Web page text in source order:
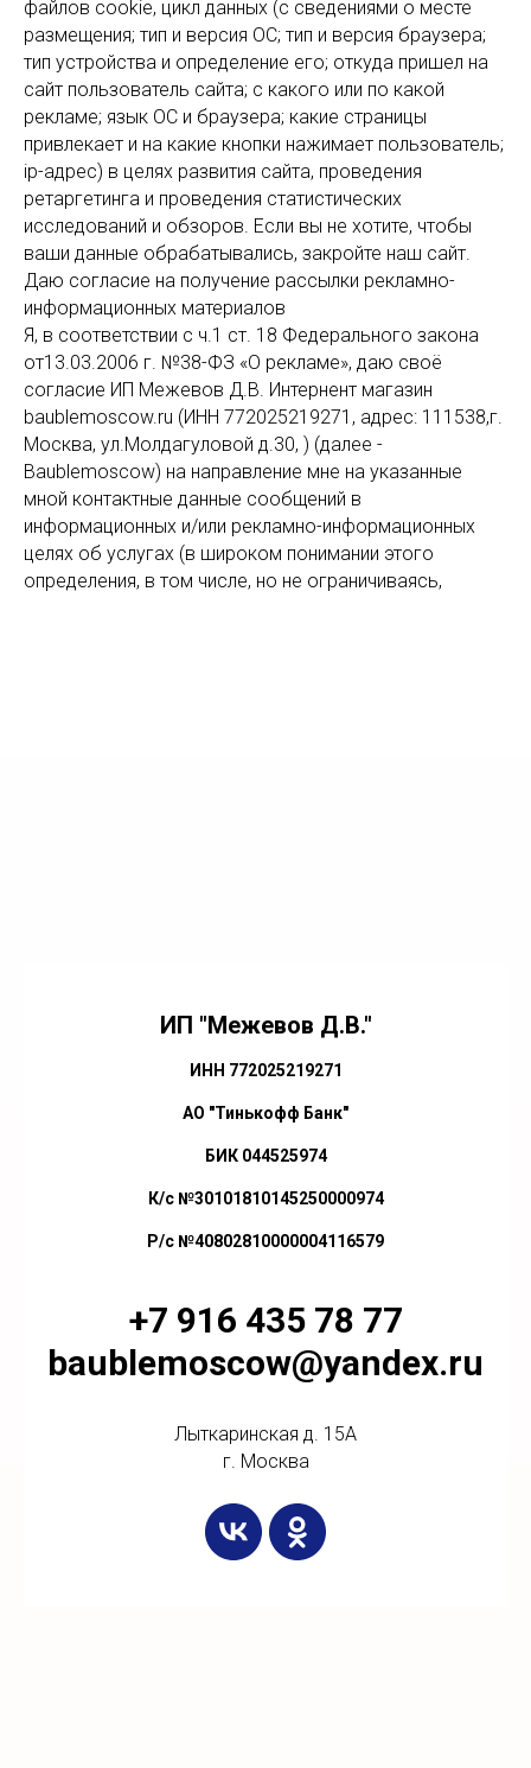
файлов cookie, цикл данных (с сведениями о месте
размещения; тип и версия ОС; тип и версия браузера;
тип устройства и определение его; откуда пришел на
сайт пользователь сайта; с какого или по какой
рекламе; язык ОС и браузера; какие страницы
привлекает и на какие кнопки нажимает пользователь;
ip-адрес) в целях развития сайта, проведения
ретаргетинга и проведения статистических
исследований и обзоров. Если вы не хотите, чтобы
ваши данные обрабатывались, закройте наш сайт.
Даю согласие на получение рассылки рекламно-
информационных материалов
Я, в соответствии с ч.1 ст. 18 Федерального закона
от13.03.2006 г. №38-ФЗ «О рекламе», даю своё
согласие ИП Межевов Д.В. Интернент магазин
baublemoscow.ru (ИНН 772025219271, адрес: 111538,г.
Москва, ул.Молдагуловой д.30, ) (далее -
Baublemoscow) на направление мне на указанные
мной контактные данные сообщений в
информационных и/или рекламно-информационных
целях об услугах (в широком понимании этого
определения, в том числе, но не ограничиваясь,
ИП "Межевов Д.В."
ИНН 772025219271
АО "Тинькофф Банк"
БИК 044525974
К/с №30101810145250000974
Р/с №40802810000004116579
+7 916 435 78 77
baublemoscow@yandex.ru
Лыткаринская д. 15А
г. Москва